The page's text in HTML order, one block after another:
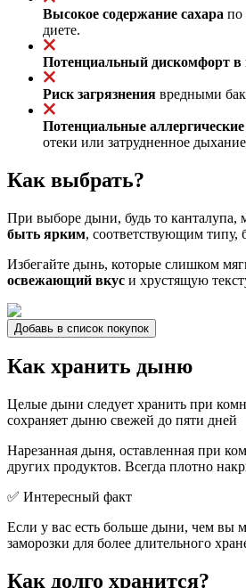
Высокое содержание сахара по
диете.
Потенциальный дискомфорт
Риск загрязнения вредными
Потенциальные
отеки или затрудненное
Как выбрать?
При выборе дыни, будь то канталупа,
быть ярким, соответствующим типу,
Избегайте дынь, которые слишком
освежающий вкус и хрустящую
Добавь в список покупок
Как хранить дыню
Целые дыни следует хранить при
сохраняет дыню свежей до пяти дней
Нарезанная дыня, оставленная при
других продуктов. Всегда плотно
✅ Интересный факт
Если у вас есть больше дыни, чем вы
заморозки для более длительного
Как долго хранится?